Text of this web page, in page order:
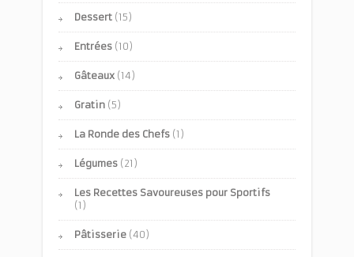
Dessert (15)
Entrées (10)
Gâteaux (14)
Gratin (5)
La Ronde des Chefs (1)
Légumes (21)
Les Recettes Savoureuses pour Sportifs
(1)
Pâtisserie (40)